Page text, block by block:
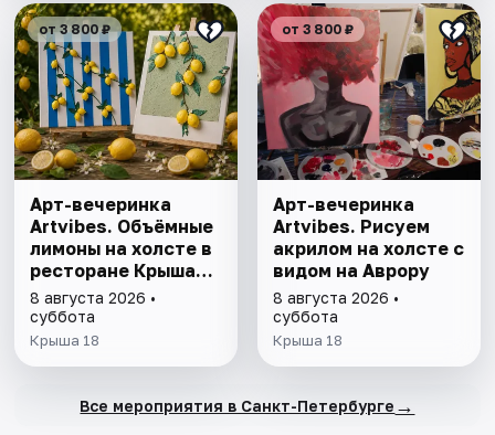
от 3 800 ₽
Арт-вечеринка
Artvibes. Объёмные
лимоны на холсте в
ресторане Крыша
18
8 августа 2026 •
суббота
Крыша 18
от 3 800 ₽
Арт-вечеринка
Artvibes. Рисуем
акрилом на холсте с
видом на Аврору
8 августа 2026 •
суббота
Крыша 18
Все мероприятия в Санкт-Петербурге →